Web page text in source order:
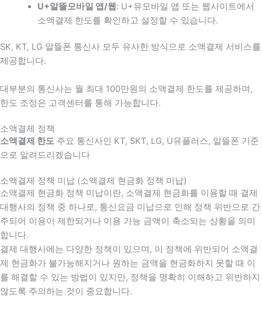
U+알뜰모바일 앱/웹 : U+유모바일 앱 또는 웹사이트에서
소액결제 한도를 확인하고 설정할 수 있습니다.
SK, KT, LG 알뜰폰 통신사 모두 유사한 방식으로 소액결제 서비스를
제공합니다.
대부분의 통신사는 월 최대 100만원의 소액결제 한도를 제공하며,
한도 조정은 고객센터를 통해 가능합니다.
소액결제 정책
소액결제 한도 주요 통신사인 KT, SKT, LG, U유플러스, 알뜰폰 기준
으로 알려드리겠습니다
소액결제 정책 미납 (소액결제 현금화 정책 미납)
소액결제 현금화 정책 미납이란, 소액결제 현금화를 이용할 때 결제
대행사의 정책 중 하나로, 통신요금 미납으로 인해 정책 위반으로 간
주되어 이용이 제한되거나 이용 가능 금액이 축소되는 상황을 의미
합니다.
결제 대행사에는 다양한 정책이 있으며, 이 정책에 위반되어 소액결
제 현금화가 불가능해지거나 원하는 금액을 현금화하지 못할 때 이
를 해결할 수 있는 방법이 있지만, 정책을 명확히 이해하고 위반하지
않도록 주의하는 것이 중요합니다.